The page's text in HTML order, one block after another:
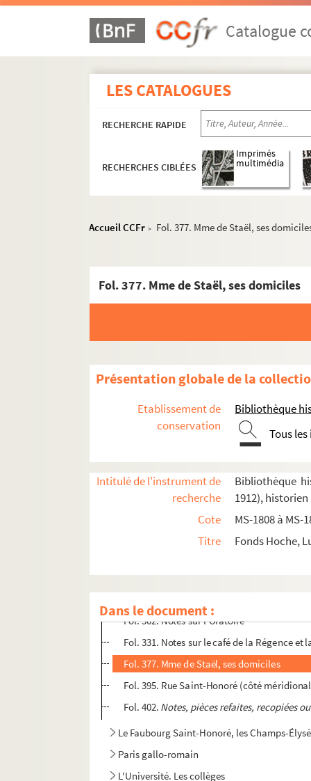
Catalogue
LES CATALOGUES
RECHERCHE RAPIDE
RECHERCHES CIBLÉES
Imprimés
multimédia
Accueil CCFr > Fol. 377. Mme de Staël, ses
Fol. 377. Mme de Staël, ses domiciles
Présentation globale de la
Etablissement de
conservation
Bibliothèque
Tous
Intitulé de l'instrument de
recherche
Bibliothèque
1912), historien
Cote
MS-1808 à MS-
Titre
Fonds Hoche,
Dans le document :
Épreuve de "Paris occidental" corrigée par
Bibliographie préparée pour "Paris
Fol. 120. Chapitre II : Quelques hôtes
Fol. 302. Notes sur l'Oratoire
Fol. 331. Notes sur le café de la Régence et
Fol. 377. Mme de Staël, ses domiciles
Fol. 395. Rue Saint-Honoré (côté
Fol. 402. Notes, pièces refaites, recopiées
Le Faubourg Saint-Honoré, les Champs-
Paris gallo-romain
L'Université. Les collèges